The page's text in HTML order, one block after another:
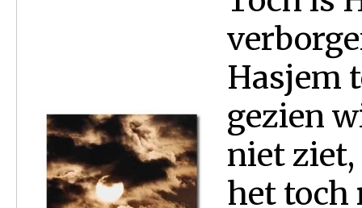
Hasjem
gezien
niet
het toch